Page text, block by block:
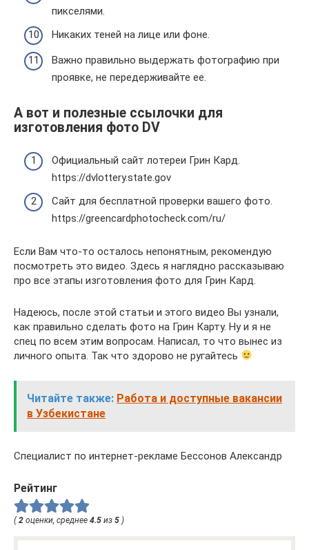
пикселями.
Никаких теней на лице или фоне.
Важно правильно выдержать фотографию при
проявке, не передерживайте ее.
А вот и полезные ссылочки для
изготовления фото DV
Официальный сайт лотереи Грин Кард.
https://dvlottery.state.gov
Сайт для бесплатной проверки вашего фото.
https://greencardphotocheck.com/ru/
Если Вам что-то осталось непонятным, рекомендую
посмотреть это видео. Здесь я наглядно рассказываю
про все этапы изготовления фото для Грин Кард.
Надеюсь, после этой статьи и этого видео Вы узнали,
как правильно сделать фото на Грин Карту. Ну и я не
спец по всем этим вопросам. Написал, то что вынес из
личного опыта. Так что здорово не ругайтесь
Читайте также: Работа и доступные вакансии
в Узбекистане
Специалист по интернет-рекламе Бессонов Александр
Рейтинг
( 2 оценки, среднее 4.5 из 5 )